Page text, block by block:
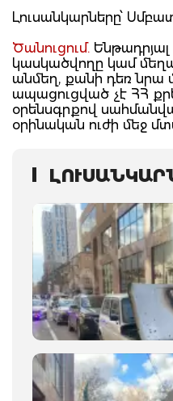
Լուսանկարները՝
Ծանուցում.
կասկածվողը կամ
անմեղ, քանի դեռ նրա
ապացուցված չէ ՀՀ
օրենսգրքով
օրինական ուժի մեջ